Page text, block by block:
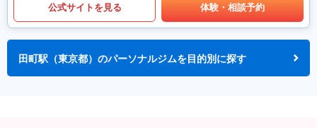
公式サイトを見る 体験・相談予約
田町駅（東京都）のパーソナルジムを目的別に探す